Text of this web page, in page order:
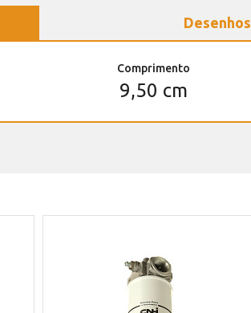
Comprimento
9,50 cm